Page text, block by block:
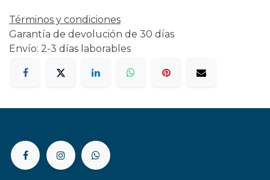
Términos y condiciones
Garantía de devolución de 30 días
Envío: 2-3 días laborables